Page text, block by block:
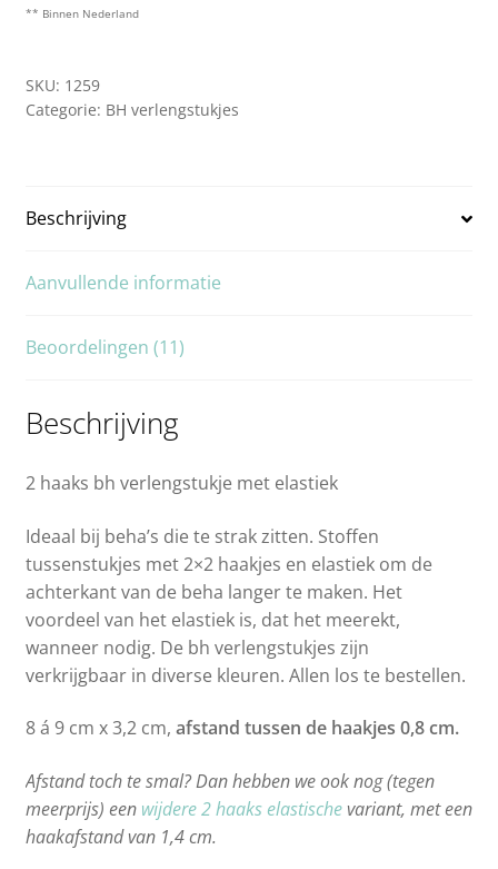
** Binnen Nederland
SKU: 1259
Categorie: BH verlengstukjes
Beschrijving
Aanvullende informatie
Beoordelingen (11)
Beschrijving
2 haaks bh verlengstukje met elastiek
Ideaal bij beha’s die te strak zitten. Stoffen
tussenstukjes met 2×2 haakjes en elastiek om de
achterkant van de beha langer te maken. Het
voordeel van het elastiek is, dat het meerekt,
wanneer nodig. De bh verlengstukjes zijn
verkrijgbaar in diverse kleuren. Allen los te bestellen.
8 á 9 cm x 3,2 cm, afstand tussen de haakjes 0,8 cm.
Afstand toch te smal? Dan hebben we ook nog (tegen
meerprijs) een wijdere 2 haaks elastischevariant, met een
haakafstand van 1,4 cm.